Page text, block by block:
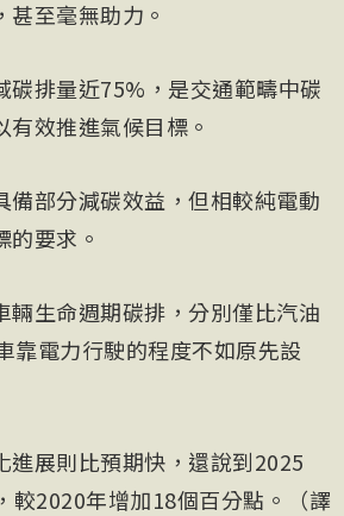
至毫無助力。
排量近75%，是交通範疇中碳
效推進氣候目標。
部分減碳效益，但相較純電動
要求。
生命週期碳排，分別僅比汽油
靠電力行駛的程度不如原先設
展則比預期快，還說到2025
較2020年增加18個百分點。（譯